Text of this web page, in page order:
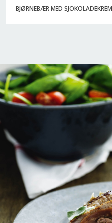
BJØRNEBÆR MED SJOKOLADEKREM